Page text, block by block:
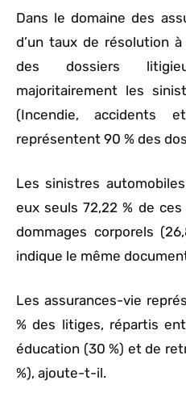
Dans le domaine des
d’un taux de résolution à
des dossiers
majoritairement les
(Incendie, accidents
représentent 90 % des
Les sinistres
eux seuls 72,22 % de
dommages corporels
indique le même
Les assurances-vie
% des litiges, répartis
éducation (30 %) et de
%), ajoute-t-il.